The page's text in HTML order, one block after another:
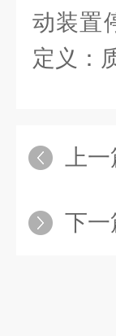
动装置
定义：
上
下一